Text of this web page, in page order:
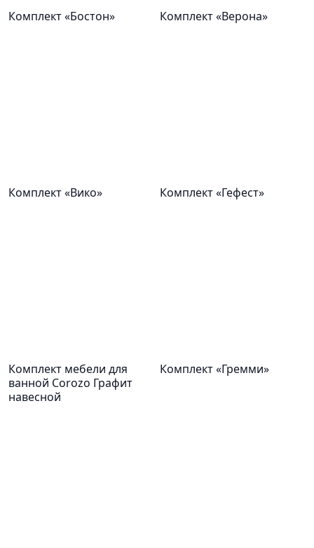
Комплект «Бостон» Комплект «Верона»
Комплект «Вико» Комплект «Гефест»
Комплект мебели для
ванной Corozo Графит
навесной
Комплект «Гремми»